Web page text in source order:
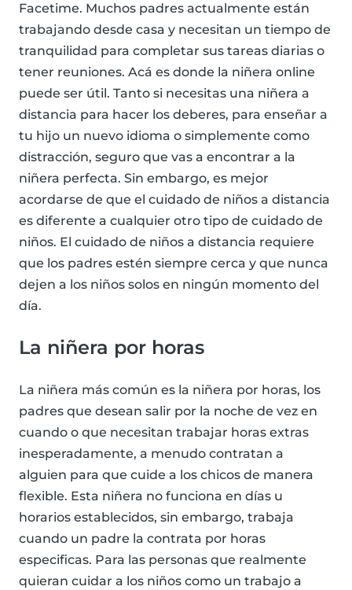
Facetime. Muchos padres actualmente están
trabajando desde casa y necesitan un tiempo de
tranquilidad para completar sus tareas diarias o
tener reuniones. Acá es donde la niñera online
puede ser útil. Tanto si necesitas una niñera a
distancia para hacer los deberes, para enseñar a
tu hijo un nuevo idioma o simplemente como
distracción, seguro que vas a encontrar a la
niñera perfecta. Sin embargo, es mejor
acordarse de que el cuidado de niños a distancia
es diferente a cualquier otro tipo de cuidado de
niños. El cuidado de niños a distancia requiere
que los padres estén siempre cerca y que nunca
dejen a los niños solos en ningún momento del
día.
La niñera por horas
La niñera más común es la niñera por horas, los
padres que desean salir por la noche de vez en
cuando o que necesitan trabajar horas extras
inesperadamente, a menudo contratan a
alguien para que cuide a los chicos de manera
flexible. Esta niñera no funciona en días u
horarios establecidos, sin embargo, trabaja
cuando un padre la contrata por horas
especificas. Para las personas que realmente
quieran cuidar a los niños como un trabajo a